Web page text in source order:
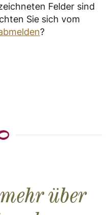
Felder sind
Sie sich vom
?
über